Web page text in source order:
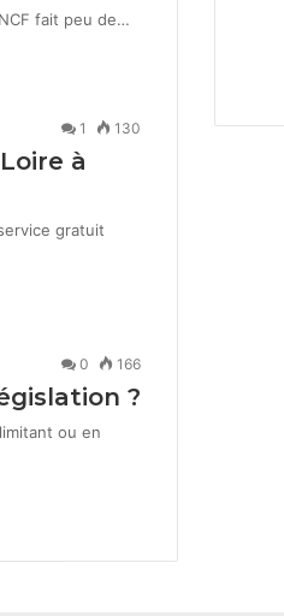
fait peu de…
1 130
à
gra­tu­it
0 166
?
ou en